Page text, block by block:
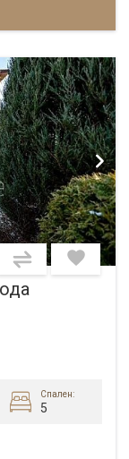
Спален:
5